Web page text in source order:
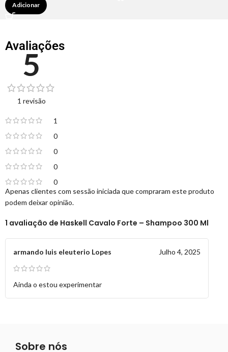
Adicionar
Avaliações
5
1 revisão
1
0
0
0
0
1 avaliação de Haskell Cavalo Forte – Shampoo 300 Ml
armando luis eleuterio Lopes Julho 4, 2025
Ainda o estou experimentar
Apenas clientes com sessão iniciada que compraram este produto
podem deixar opinião.
Sobre nós